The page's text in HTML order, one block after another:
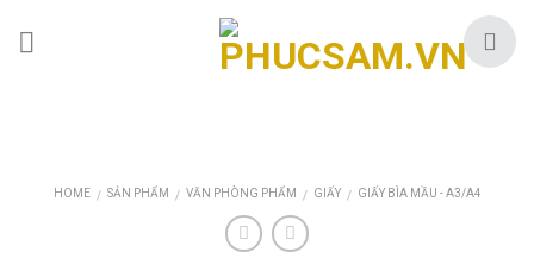
HOME / SẢN PHẨM / VĂN PHÒNG PHẨM / GIẤY / GIẤY BÌA MẦU - A3/A4